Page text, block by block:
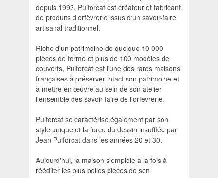
depuis 1993, Puiforcat est créateur et fabricant
de produits d'orfèvrerie issus d'un savoir-faire
artisanal traditionnel.
Riche d'un patrimoine de quelque 10 000
pièces de forme et plus de 100 modèles de
couverts, Puiforcat est l'une des rares maisons
françaises à préserver intact son patrimoine et
à mettre en œuvre au sein de son atelier
l'ensemble des savoir-faire de l'orfèvrerie.
Puiforcat se caractérise également par son
style unique et la force du dessin insufflée par
Jean Puiforcat dans les années 20 et 30.
Aujourd'hui, la maison s'emploie à la fois à
rééditer les plus belles pièces de son